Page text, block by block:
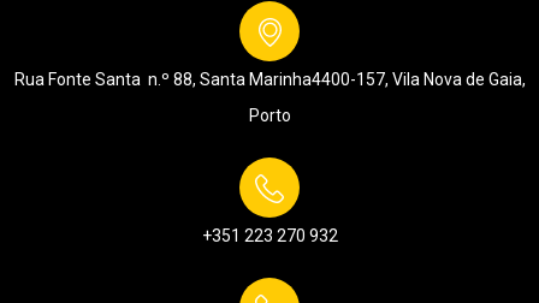
Rua Fonte Santa n.º 88, Santa Marinha4400-157, Vila Nova de Gaia,
Porto
+351 223 270 932